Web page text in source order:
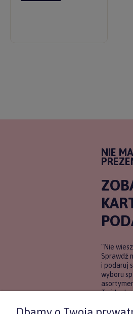
NIE
"Nie
Sprawdź
i podaruj
wyboru
To
pewności,